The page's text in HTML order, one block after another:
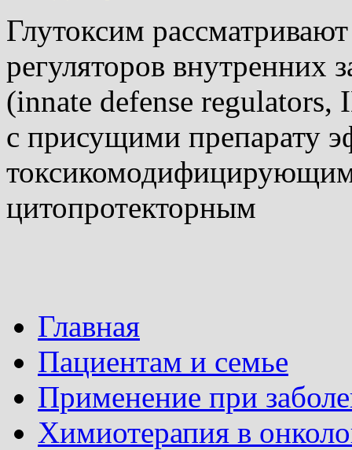
Глутоксим
регуляторов внутренних
(innate defense regulators,
с присущими препарату
цитопротекторным
Главная
Пациентам и семье
Применение при
Химиотерапия в